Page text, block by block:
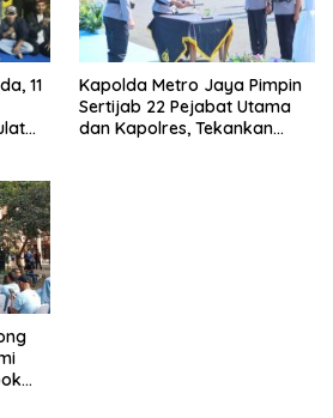
11
Kapolda Metro Jaya Pimpin
Sertijab 22 Pejabat Utama
dan Kapolres, Tekankan